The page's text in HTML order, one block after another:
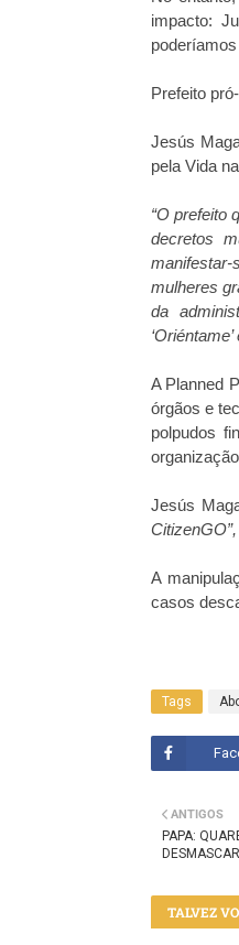
impacto:
Prefeito
Jesús
pela Vida
“O prefeito
decretos
mulheres
da
A Planned
órgãos e
polpudos
Jesús
A
casos
Tags
ANTIGOS
PAPA:
TALVEZ